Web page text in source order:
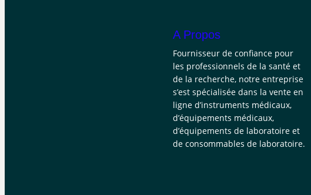
A Propos
Fournisseur de confiance pour
les professionnels de la santé et
de la recherche, notre entreprise
s’est spécialisée dans la vente en
ligne d’instruments médicaux,
d’équipements médicaux,
d’équipements de laboratoire et
de consommables de laboratoire.